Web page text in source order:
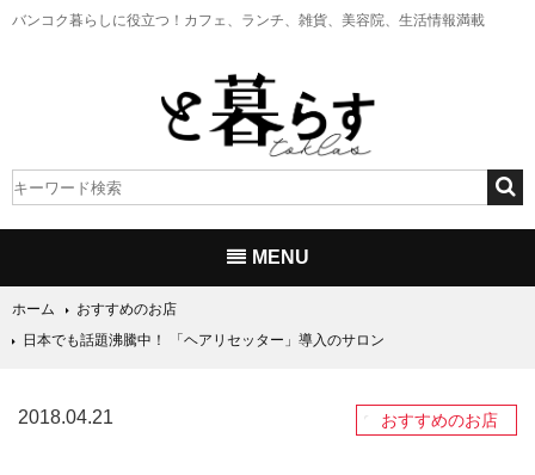
バンコク暮らしに役立つ！ カフェ、ランチ、雑貨、美容院、生活情報満載
MENU
ホーム
おすすめのお店
日本でも話題沸騰中！ 「ヘアリセッター」導入のサロン
2018.04.21 おすすめのお店